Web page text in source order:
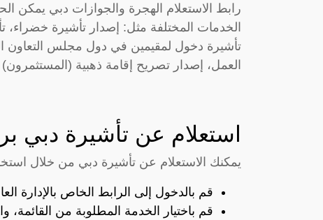
رابط الاستعلام الهجرة والجوازات دبي يمكن
الخدمات المختلفة مثل: إصدار تأشيرة خضراء،
تأشيرة دخول لمقيمين في دول مجلس
العمل، إصدار تصريح إقامة ذهبية (المستثمرون)
استعلام عن تأشيرة دبي
يمكنك الاستعلام عن تأشيرة دبي من خلال
قم بالدخول إلى الرابط الخاص بالإدارة
قم باختيار الخدمة المطلوبة من القائمة،